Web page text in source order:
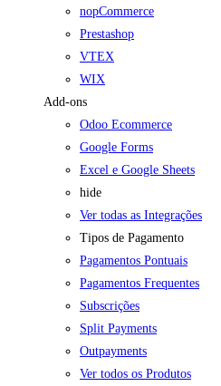
nopCommerce
Prestashop
VTEX
WIX
Add-ons
Odoo Ecommerce
Google Forms
Excel e Google Sheets
hide
Ver todas as Integrações
Tipos de Pagamento
Pagamentos Pontuais
Pagamentos Frequentes
Subscrições
Split Payments
Outpayments
Ver todos os Produtos